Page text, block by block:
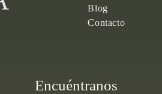
Blog
Contacto
Encuéntranos